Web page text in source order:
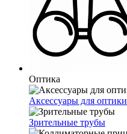
Оптика
Аксессуары для оптики
Зрительные трубы